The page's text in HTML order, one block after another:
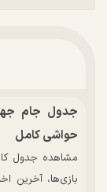
حواشی کامل
بازی‌ها، آخرین